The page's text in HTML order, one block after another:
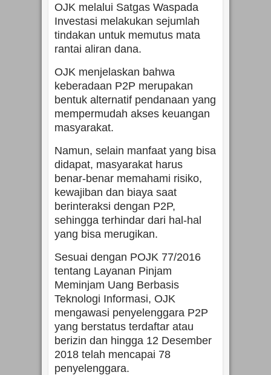
OJK melalui Satgas Waspada
Investasi melakukan sejumlah
tindakan untuk memutus mata
rantai aliran dana.
OJK menjelaskan bahwa
keberadaan P2P merupakan
bentuk alternatif pendanaan yang
mempermudah akses keuangan
masyarakat.
Namun, selain manfaat yang bisa
didapat, masyarakat harus
benar-benar memahami risiko,
kewajiban dan biaya saat
berinteraksi dengan P2P,
sehingga terhindar dari hal-hal
yang bisa merugikan.
Sesuai dengan POJK 77/2016
tentang Layanan Pinjam
Meminjam Uang Berbasis
Teknologi Informasi, OJK
mengawasi penyelenggara P2P
yang berstatus terdaftar atau
berizin dan hingga 12 Desember
2018 telah mencapai 78
penyelenggara.